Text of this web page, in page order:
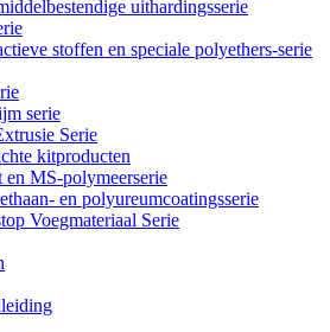
uithardingsserie
stoffen en speciale polyethers-serie
serie
Serie
kitproducten
MS-polymeerserie
en polyureumcoatingsserie
Voegmateriaal Serie